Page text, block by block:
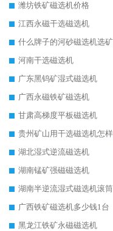
潍坊铁矿磁选机价格
江西永磁干选磁选机
河南干选磁选机
广东黑钨矿湿式磁选机
广西永磁铁矿磁选机
甘肃高梯度平板磁选机
湖北湿式逆流磁选机
湖南锰矿强磁磁选机
湖南半逆流湿式磁选机滚筒
广西铁矿磁选机多少钱1台
黑龙江铁矿永磁磁选机